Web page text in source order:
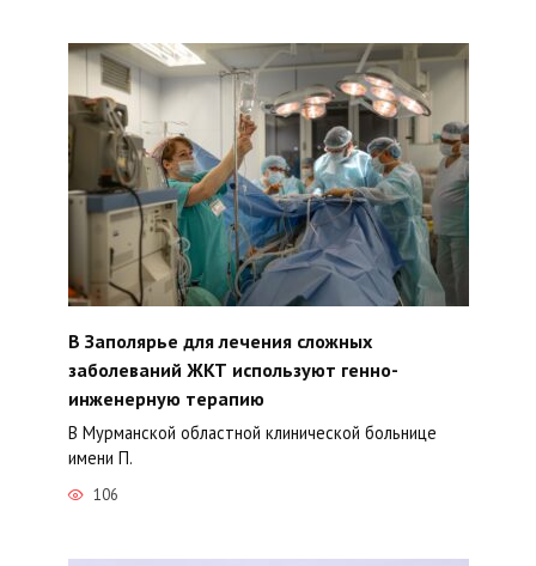
В Заполярье для лечения сложных
заболеваний ЖКТ используют генно-
инженерную терапию
В Мурманской областной клинической больнице
имени П.
106